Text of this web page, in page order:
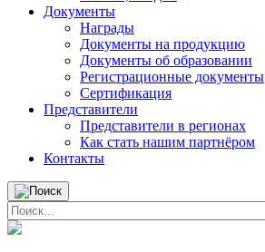
Документы
Награды
Документы на продукцию
Документы об образовании
Регистрационные документы
Сертификация
Представители
Представители в регионах
Как стать нашим партнёром
Контакты